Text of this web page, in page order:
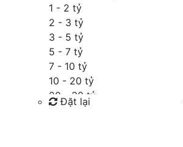
1 - 2 tỷ
2 - 3 tỷ
3 - 5 tỷ
5 - 7 tỷ
7 - 10 tỷ
10 - 20 tỷ
20 - 30 tỷ
30 - 40 tỷ
Đặt lại